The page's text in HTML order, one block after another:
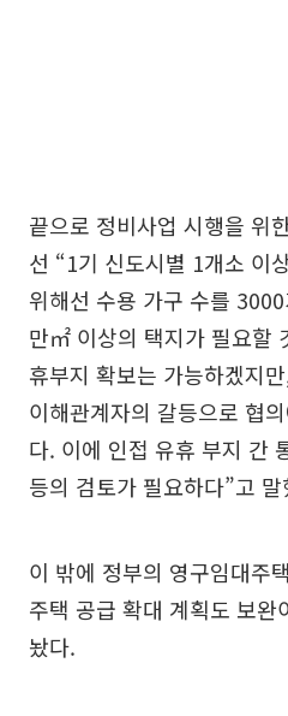
끝으로 정비사업 시행을 위
선 “1기 신도시별 1개소 이
위해선 수용 가구 수를
만㎡ 이상의 택지가 필요할
휴부지 확보는 가능하겠지
이해관계자의 갈등으로 협
다. 이에 인접 유휴 부지 간
등의 검토가 필요하다”고 말
이 밖에 정부의 영구임대주
주택 공급 확대 계획도 보완
놨다.